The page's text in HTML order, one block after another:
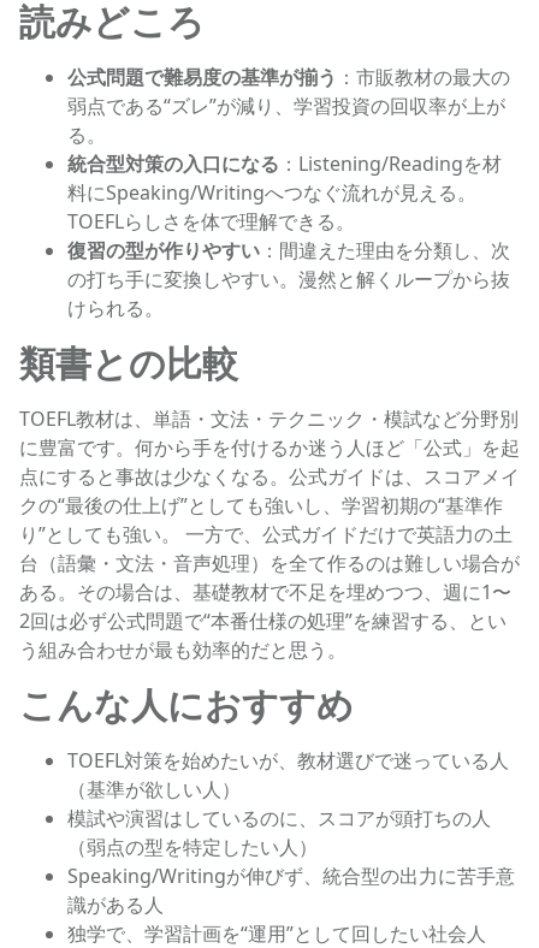
読みどころ
公式問題で難易度の基準が揃う ：市販教材の最大の
弱点である“ズレ”が減り、学習投資の回収率が上が
る。
統合型対策の入口になる ：Listening/Readingを材
料にSpeaking/Writingへつなぐ流れが見える。
TOEFLらしさを体で理解できる。
復習の型が作りやすい ：間違えた理由を分類し、次
の打ち手に変換しやすい。漫然と解くループから抜
けられる。
類書との比較
TOEFL教材は、単語・文法・テクニック・模試など分野別
に豊富です。何から手を付けるか迷う人ほど「公式」を起
点にすると事故は少なくなる。公式ガイドは、スコアメイ
クの“最後の仕上げ”としても強いし、学習初期の“基準作
り”としても強い。 一方で、公式ガイドだけで英語力の土
台（語彙・文法・音声処理）を全て作るのは難しい場合が
ある。その場合は、基礎教材で不足を埋めつつ、週に1〜
2回は必ず公式問題で“本番仕様の処理”を練習する、とい
う組み合わせが最も効率的だと思う。
こんな人におすすめ
TOEFL対策を始めたいが、教材選びで迷っている人
（基準が欲しい人）
模試や演習はしているのに、スコアが頭打ちの人
（弱点の型を特定したい人）
Speaking/Writingが伸びず、統合型の出力に苦手意
識がある人
独学で、学習計画を“運用”として回したい社会人